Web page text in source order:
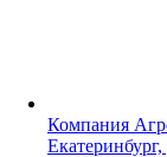
Компания